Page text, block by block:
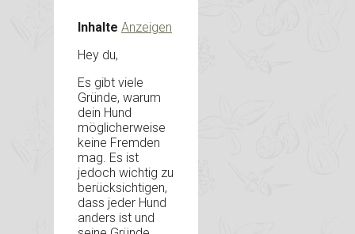
Inhalte Anzeigen
Hey du,
Es gibt viele
Gründe, warum
dein Hund
möglicherweise
keine Fremden
mag. Es ist
jedoch wichtig zu
berücksichtigen,
dass jeder Hund
anders ist und